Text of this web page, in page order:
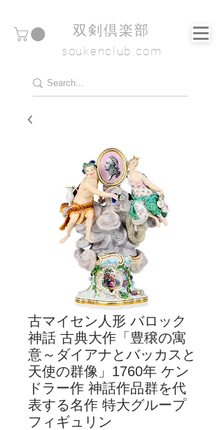
​双剣倶楽部
soukenclub.com
古マイセン人形 バロック
神話 古典大作「豊穣の寓
意～ダイアナとバッカスと
天使の群像」1760年 ケン
ドラー作 神話作品群を代
表する名作 特大グループ
フィギュリン